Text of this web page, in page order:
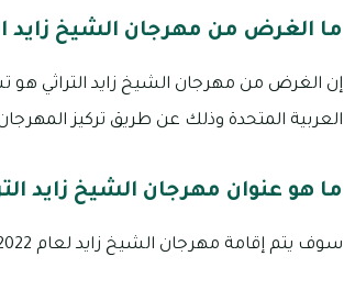
ما الغرض من مهرجان الشيخ زايد
إن الغرض من مهرجان الشيخ زايد التراثي هو
العربية المتحدة وذلك عن طريق تركيز
ما هو عنوان مهرجان الشيخ زايد
سوف يتم إقامة مهرجان الشيخ زايد لعام 2022 في الوثبة ـ جنوب الوثبة ـ أبو ظبي ـ الإمارات العربية المتحدة.